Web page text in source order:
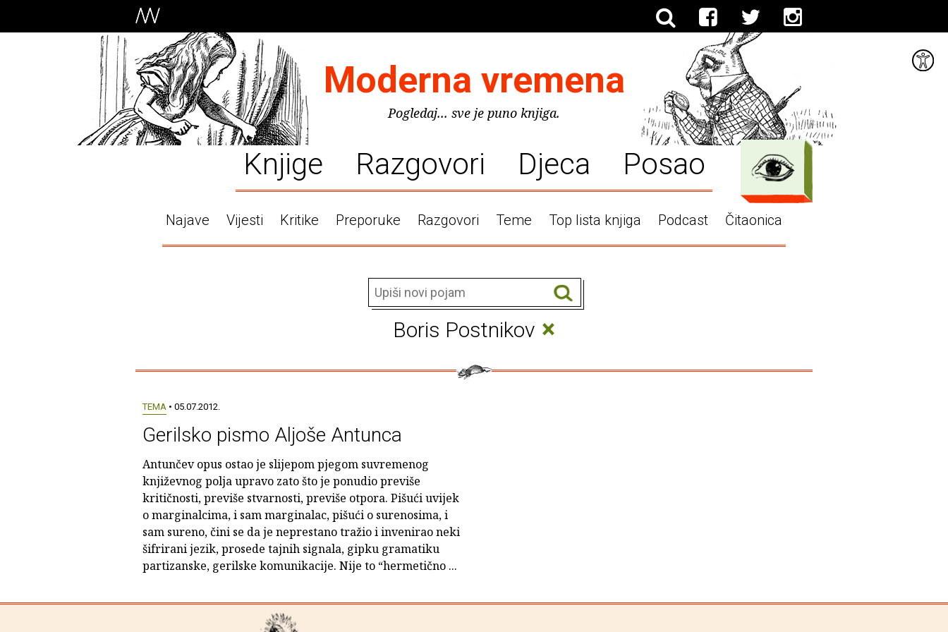
Moderna vremena
Pogledaj... sve je puno knjiga.
Knjige Razgovori Djeca Posao
Najave Vijesti Kritike Preporuke Razgovori Teme Top lista knjiga Podcast Čitaonica
Boris Postnikov ×
TEMA• 05.07.2012.
Gerilsko pismo Aljoše Antunca
Antunčev opus ostao je slijepom pjegom suvremenog
književnog polja upravo zato što je ponudio previše
kritičnosti, previše stvarnosti, previše otpora. Pišući uvijek
o marginalcima, i sam marginalac, pišući o surenosima, i
sam sureno, čini se da je neprestano tražio i invenirao neki
šifrirani jezik, prosede tajnih signala, gipku gramatiku
partizanske, gerilske komunikacije. Nije to “hermetično ...